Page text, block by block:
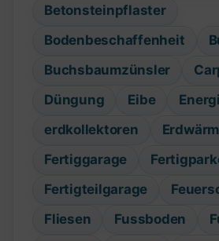
Betonsteinpflaster
Bodenbeschaffenheit
Buchsbaumzünsler
Düngung
Eibe
erdkollektoren
Fertiggarage
Fertigteilgarage
Fliesen
Fussboden